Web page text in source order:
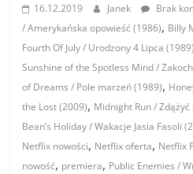
16.12.2019 Janek Brak
/ Amerykańska opowieść (1986), Billy
Fourth Of July / Urodzony 4 Lipca (1989)
Sunshine of the Spotless Mind /
of Dreams / Pole marzeń (1989),
the Lost (2009), Midnight Run /
Bean’s Holiday / Wakacje Jasia Fasoli
Netflix nowości, Netflix oferta, Netflix
nowość, premiera, Public Enemies /